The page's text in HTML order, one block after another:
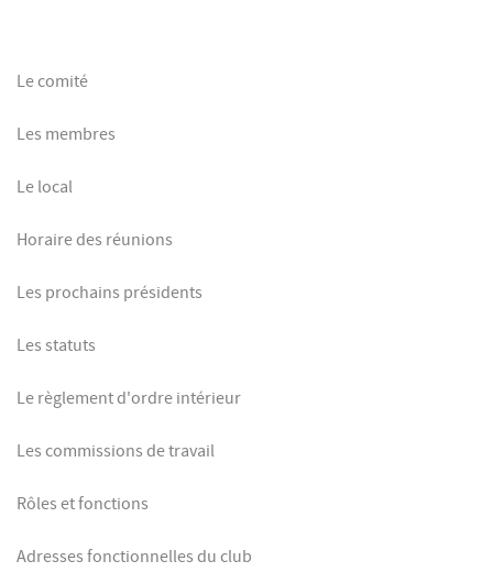
Le comité
Les membres
Le local
Horaire des réunions
Les prochains présidents
Les statuts
Le règlement d'ordre intérieur
Les commissions de travail
Rôles et fonctions
Adresses fonctionnelles du club